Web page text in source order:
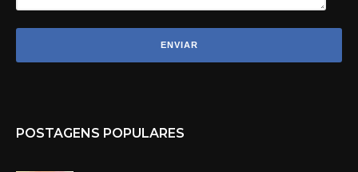
POSTAGENS POPULARES